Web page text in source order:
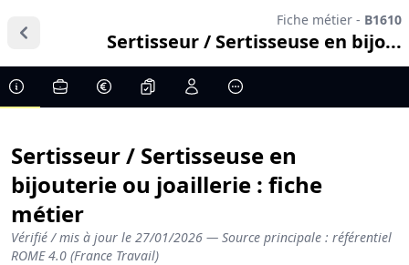
Fiche métier - B1610
Sertisseur / Sertisseuse en bijo...
Sertisseur / Sertisseuse en
bijouterie ou joaillerie : fiche
métier
Vérifié / mis à jour le 27/01/2026 — Source principale : référentiel
ROME 4.0 (France Travail)